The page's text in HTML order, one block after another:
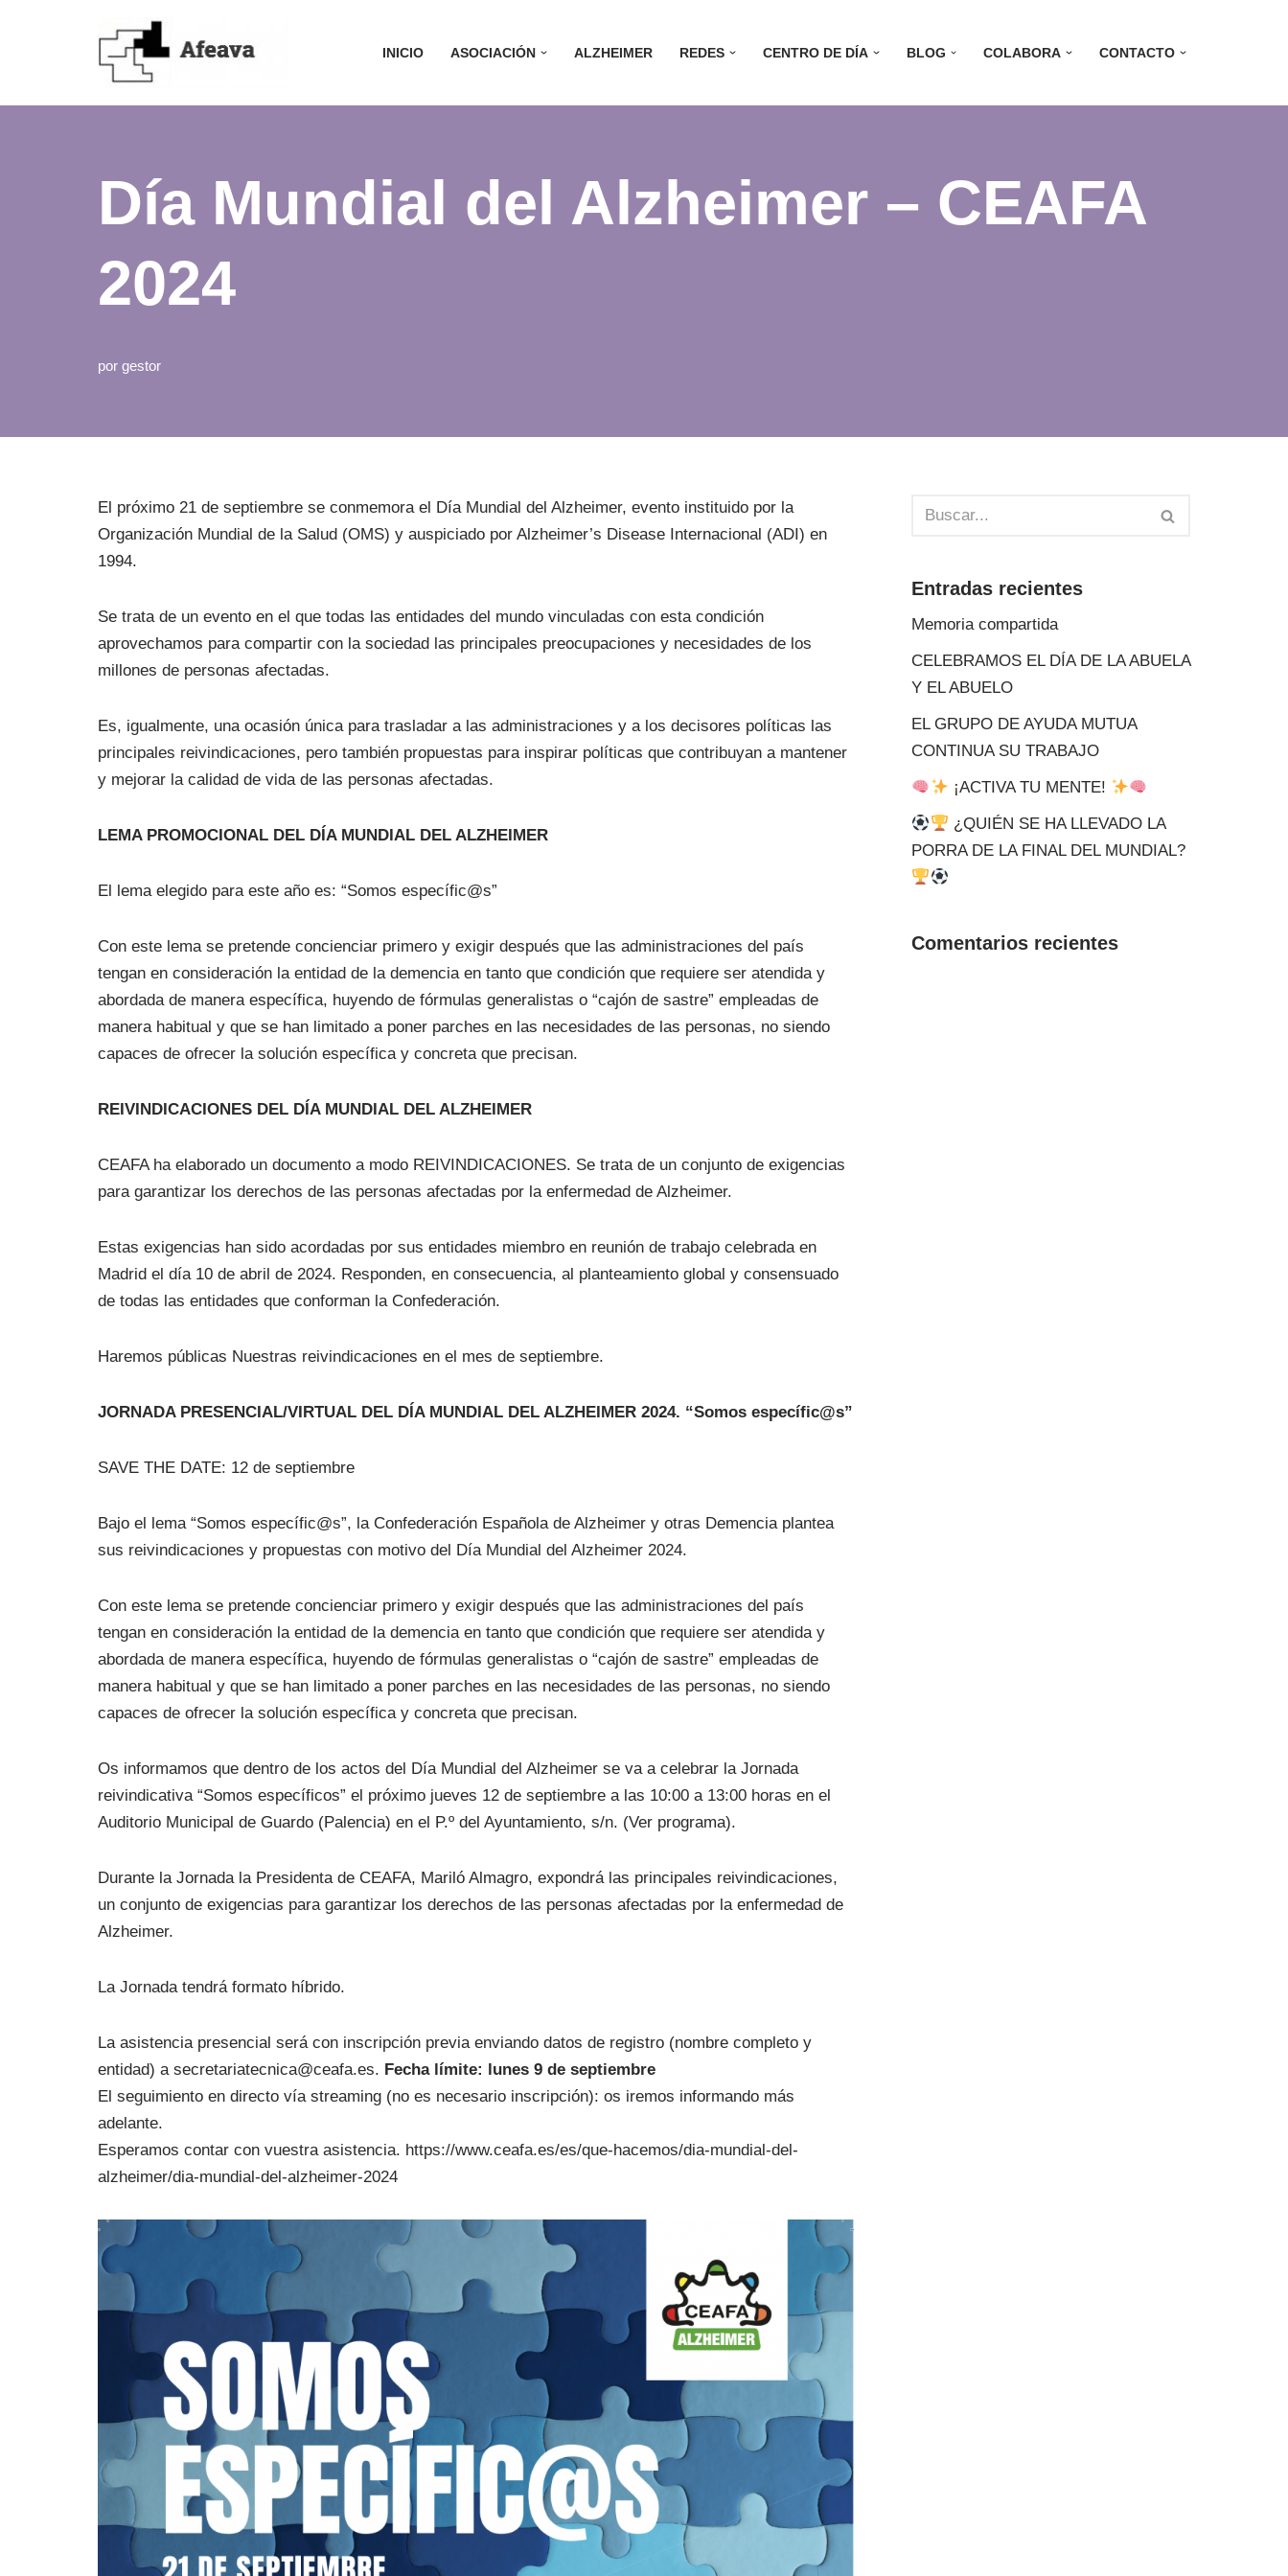
contenido
INICIO ASOCIACIÓN ALZHEIMER REDES CENTRO DE DÍA BLOG COLABORA CONTACTO
Día Mundial del Alzheimer – CEAFA
2024
por gestor
El próximo 21 de septiembre se conmemora el Día Mundial del Alzheimer, evento instituido por la
Organización Mundial de la Salud (OMS) y auspiciado por Alzheimer’s Disease Internacional (ADI) en
1994.
Se trata de un evento en el que todas las entidades del mundo vinculadas con esta condición
aprovechamos para compartir con la sociedad las principales preocupaciones y necesidades de los
millones de personas afectadas.
Es, igualmente, una ocasión única para trasladar a las administraciones y a los decisores políticas las
principales reivindicaciones, pero también propuestas para inspirar políticas que contribuyan a mantener
y mejorar la calidad de vida de las personas afectadas.
LEMA PROMOCIONAL DEL DÍA MUNDIAL DEL ALZHEIMER
El lema elegido para este año es: “Somos específic@s”
Con este lema se pretende concienciar primero y exigir después que las administraciones del país
tengan en consideración la entidad de la demencia en tanto que condición que requiere ser atendida y
abordada de manera específica, huyendo de fórmulas generalistas o “cajón de sastre” empleadas de
manera habitual y que se han limitado a poner parches en las necesidades de las personas, no siendo
capaces de ofrecer la solución específica y concreta que precisan.
REIVINDICACIONES DEL DÍA MUNDIAL DEL ALZHEIMER
CEAFA ha elaborado un documento a modo REIVINDICACIONES. Se trata de un conjunto de exigencias
para garantizar los derechos de las personas afectadas por la enfermedad de Alzheimer.
Estas exigencias han sido acordadas por sus entidades miembro en reunión de trabajo celebrada en
Madrid el día 10 de abril de 2024. Responden, en consecuencia, al planteamiento global y consensuado
de todas las entidades que conforman la Confederación.
Haremos públicas Nuestras reivindicaciones en el mes de septiembre.
JORNADA PRESENCIAL/VIRTUAL DEL DÍA MUNDIAL DEL ALZHEIMER 2024. “Somos específic@s”
SAVE THE DATE: 12 de septiembre
Bajo el lema “Somos específic@s”, la Confederación Española de Alzheimer y otras Demencia plantea
sus reivindicaciones y propuestas con motivo del Día Mundial del Alzheimer 2024.
Con este lema se pretende concienciar primero y exigir después que las administraciones del país
tengan en consideración la entidad de la demencia en tanto que condición que requiere ser atendida y
abordada de manera específica, huyendo de fórmulas generalistas o “cajón de sastre” empleadas de
manera habitual y que se han limitado a poner parches en las necesidades de las personas, no siendo
capaces de ofrecer la solución específica y concreta que precisan.
Os informamos que dentro de los actos del Día Mundial del Alzheimer se va a celebrar la Jornada
reivindicativa “Somos específicos” el próximo jueves 12 de septiembre a las 10:00 a 13:00 horas en el
Auditorio Municipal de Guardo (Palencia) en el P.º del Ayuntamiento, s/n. (Ver programa).
Durante la Jornada la Presidenta de CEAFA, Mariló Almagro, expondrá las principales reivindicaciones,
un conjunto de exigencias para garantizar los derechos de las personas afectadas por la enfermedad de
Alzheimer.
La Jornada tendrá formato híbrido.
La asistencia presencial será con inscripción previa enviando datos de registro (nombre completo y
entidad) a secretariatecnica@ceafa.es. Fecha límite: lunes 9 de septiembre
El seguimiento en directo vía streaming (no es necesario inscripción): os iremos informando más
adelante.
Esperamos contar con vuestra asistencia. https://www.ceafa.es/es/que-hacemos/dia-mundial-del-
alzheimer/dia-mundial-del-alzheimer-2024
Entradas recientes
Memoria compartida
CELEBRAMOS EL DÍA DE LA ABUELA
Y EL ABUELO
EL GRUPO DE AYUDA MUTUA
CONTINUA SU TRABAJO
¡ACTIVA TU MENTE!
¿QUIÉN SE HA LLEVADO LA
PORRA DE LA FINAL DEL MUNDIAL?
Comentarios recientes